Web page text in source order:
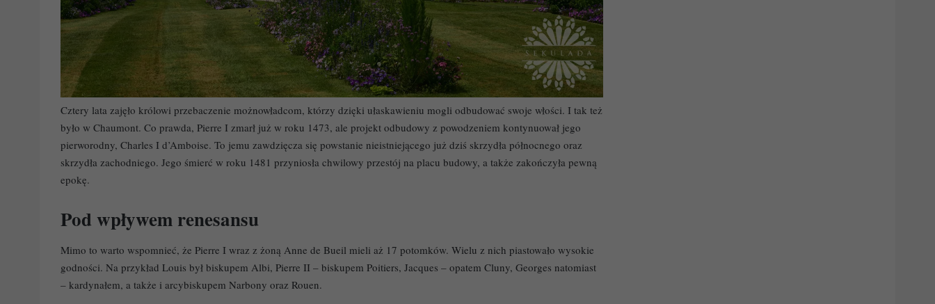
Cztery lata zajęło królowi przebaczenie możnowładcom, którzy dzięki ułaskawieniu mogli odbudować swoje włości. I tak też
było w Chaumont. Co prawda, Pierre I zmarł już w roku 1473, ale projekt odbudowy z powodzeniem kontynuował jego
pierworodny, Charles I d’Amboise. To jemu zawdzięcza się powstanie nieistniejącego już dziś skrzydła północnego oraz
skrzydła zachodniego. Jego śmierć w roku 1481 przyniosła chwilowy przestój na placu budowy, a także zakończyła pewną
epokę.
Pod wpływem renesansu
Mimo to warto wspomnieć, że Pierre I wraz z żoną Anne de Bueil mieli aż 17 potomków. Wielu z nich piastowało wysokie
godności. Na przykład Louis był biskupem Albi, Pierre II – biskupem Poitiers, Jacques – opatem Cluny, Georges natomiast
– kardynałem, a także i arcybiskupem Narbony oraz Rouen.